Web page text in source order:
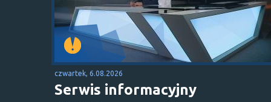
czwartek, 6.08.2026
Serwis informacyjny